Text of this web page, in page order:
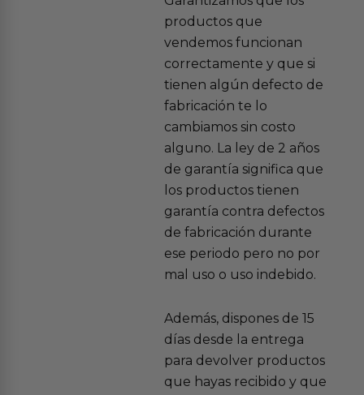
productos que
vendemos funcionan
correctamente y que si
tienen algún defecto de
fabricación te lo
cambiamos sin costo
alguno. La ley de 2 años
de garantía significa que
los productos tienen
garantía contra defectos
de fabricación durante
ese periodo pero no por
mal uso o uso indebido.
Además, dispones de 15
días desde la entrega
para devolver productos
que hayas recibido y que